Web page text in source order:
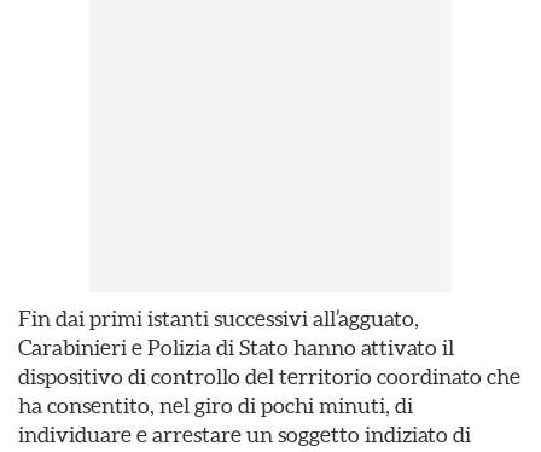
Fin dai primi istanti successivi all’agguato,
Carabinieri e Polizia di Stato hanno attivato il
dispositivo di controllo del territorio coordinato che
ha consentito, nel giro di pochi minuti, di
individuare e arrestare un soggetto indiziato di